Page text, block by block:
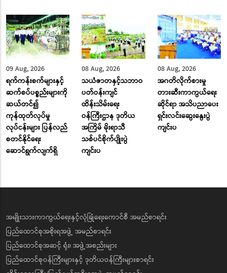
09 Aug, 2026
ရက်ကန်းစက်များနှင့်
ဆက်စပ်ပစ္စည်းများကို
ဆယ်တင်၍
ကုန်ထုတ်လုပ်မှု
လုပ်ငန်းများ ပြန်လည်
စတင်နိုင်ရေး
ဆောင်ရွက်လျက်ရှိ
08 Aug, 2026
သယံဇာတနှင့်သဘာဝ
ပတ်ဝန်းကျင်
ထိန်းသိမ်းရေး
ဝန်ကြီးဌာန ဒုတိယ
အကြိမ် မိုးရာသီ
သစ်ပင်စိုက်ပျိုးပွဲ
ကျင်းပ
08 Aug, 2026
အဂတိလိုက်စားမှု
တားဆီးကာကွယ်ရေး
ဆိုင်ရာ အသိပညာပေး
ရှင်းလင်းဆွေးနွေးပွဲ
ကျင်းပ
အမျိုးသားကာကွယ်ရေးနှင့်လုံခြုံရေးကောင်စီ အမည်စာရင်း
ပြည်ထောင်စုအစိုးရအဖွဲ့ အမည်စာရင်း
ပြည်ထောင်စုအဆင့် ရုံး၊ အဖွဲ့အစည်းများ
ပြည်ထောင်စုဝန်ကြီးများနှင့် ဒုတိယဝန်ကြီးများစာရင်း